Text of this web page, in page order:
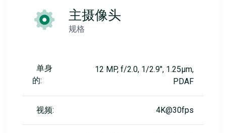
主摄像头
规格
单身
的:
12 MP, f/2.0, 1/2.9", 1.25µm,
PDAF
视频: 4K@30fps